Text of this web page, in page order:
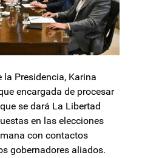
la Presidencia, Karina
encargada de procesar
se dará La Libertad
en las elecciones
con contactos
gobernadores aliados.